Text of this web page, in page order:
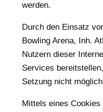
werden.
Durch den Einsatz
Bowling Arena, Inh.
Nutzern dieser
Services
Setzung nicht
Mittels eines